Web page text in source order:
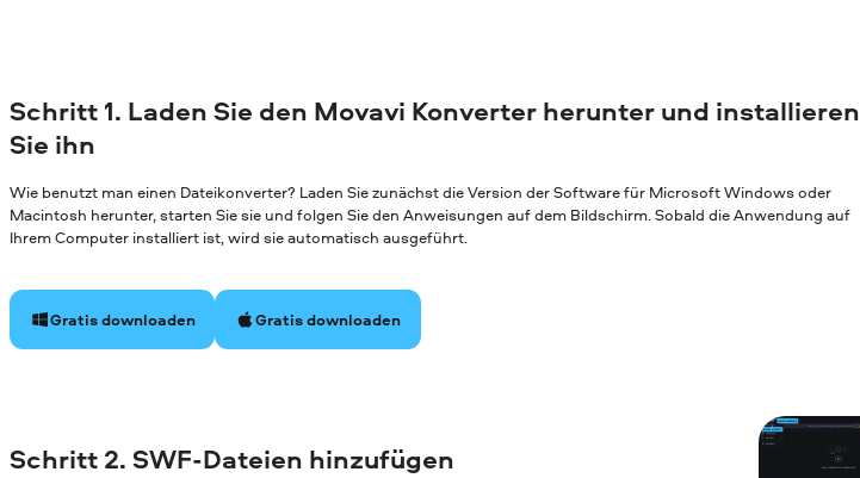
Schritt 1. Laden Sie den Movavi Konverter herunter und installieren
Sie ihn
Wie benutzt man einen Dateikonverter? Laden Sie zunächst die Version der Software für Microsoft Windows oder
Macintosh herunter, starten Sie sie und folgen Sie den Anweisungen auf dem Bildschirm. Sobald die Anwendung auf
Ihrem Computer installiert ist, wird sie automatisch ausgeführt.
Gratis downloaden Gratis downloaden
Schritt 2. SWF-Dateien hinzufügen